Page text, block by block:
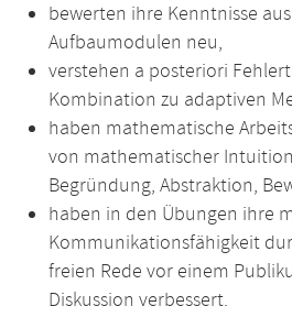
bewerten ihre Kenntnisse
Aufbaumodulen neu,
verstehen a posteriori
Kombination zu adaptiven
haben mathematische
von mathematischer
Begründung, Abstraktion,
haben in den Übungen ihre
Kommunikationsfähigkeit
freien Rede vor einem
Diskussion verbessert.